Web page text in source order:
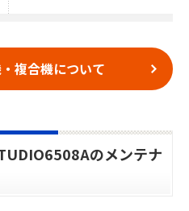
複合機について
のメンテナ